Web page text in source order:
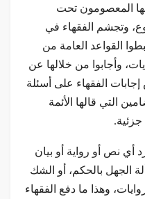
المعصومون تحت
وتجشم الفقهاء في
القواعد العامة من
وأجابوا من خلالها عن
الفقهاء على أسئلة
التي قالها الأئمة
أي نص أو رواية أو بيان
الجهل بالحكم، أو الشك
وهذا ما دفع الفقهاء